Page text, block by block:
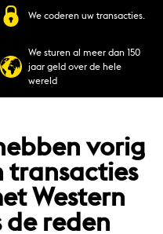
We coderen uw transacties.
We sturen al meer dan 150
jaar geld over de hele
wereld
vorig
transacties
Western
de reden